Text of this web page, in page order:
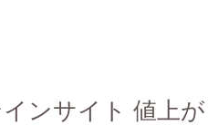
ンサイト 値上が